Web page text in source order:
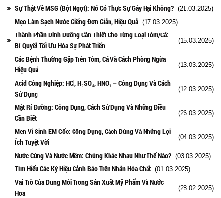
Sự Thật Về MSG (Bột Ngọt): Nó Có Thực Sự Gây Hại Không? (21.03.2025)
Mẹo Làm Sạch Nước Giếng Đơn Giản, Hiệu Quả (17.03.2025)
Thành Phần Dinh Dưỡng Cần Thiết Cho Từng Loại Tôm/Cá:
Bí Quyết Tối Ưu Hóa Sự Phát Triển
(15.03.2025)
Các Bệnh Thường Gặp Trên Tôm, Cá Và Cách Phòng Ngừa
Hiệu Quả
(13.03.2025)
Acid Công Nghiệp: HCl, H₂SO₄, HNO₃ – Công Dụng Và Cách
Sử Dụng
(12.03.2025)
Mật Rỉ Đường: Công Dụng, Cách Sử Dụng Và Những Điều
Cần Biết
(26.03.2025)
Men Vi Sinh EM Gốc: Công Dụng, Cách Dùng Và Những Lợi
Ích Tuyệt Vời
(04.03.2025)
Nước Cứng Và Nước Mềm: Chúng Khác Nhau Như Thế Nào? (03.03.2025)
Tìm Hiểu Các Ký Hiệu Cảnh Báo Trên Nhãn Hóa Chất (01.03.2025)
Vai Trò Của Dung Môi Trong Sản Xuất Mỹ Phẩm Và Nước
Hoa
(28.02.2025)